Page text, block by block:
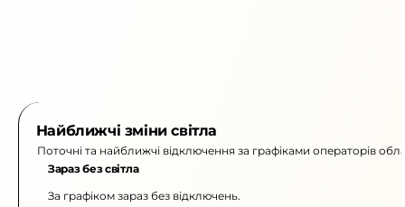
Найближчі зміни світла
Поточні та найближчі відключення за графіками операторів
Зараз без світла
За графіком зараз без відключень.